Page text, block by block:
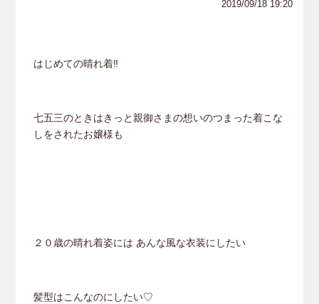
2019/09/18 19:20
はじめての晴れ着‼︎
七五三のときはきっと親御さまの想いのつまった着こな
しをされたお嬢様も
２０歳の晴れ着姿には あんな風な衣装にしたい
髪型はこんなのにしたい♡